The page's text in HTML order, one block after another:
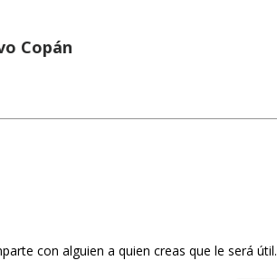
Copán
con alguien a quien creas que le será útil.